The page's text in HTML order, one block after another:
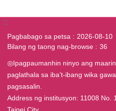
:::
Pagbabago sa petsa
2026-08-10
Bilang ng taong nag-browse
36
◎Ipagpaumanhin ninyo ang
paglathala sa iba’t-ibang wika
pagsasalin.
Address ng institusyon: 11008 No.